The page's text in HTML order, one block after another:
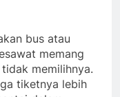
bus atau
memang
memilihnya.
tiketnya lebih